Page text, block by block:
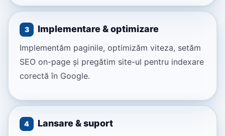
3 Implementare & optimizare
Implementăm paginile, optimizăm viteza, setăm
SEO on-page și pregătim site-ul pentru indexare
corectă în Google.
4 Lansare & suport